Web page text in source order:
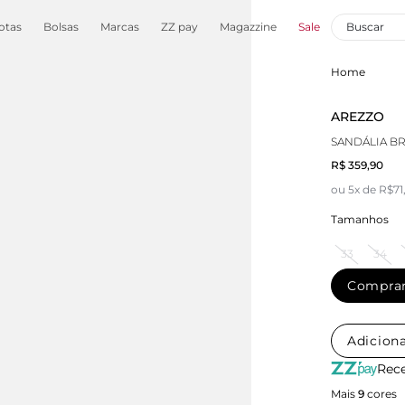
Bolsas Marcas ZZ pay Magazzine Sale
Home
AREZZO
SANDÁLIA
R$ 359,90
ou 5x de
Tamanhos
33 34
Mais 9 cores